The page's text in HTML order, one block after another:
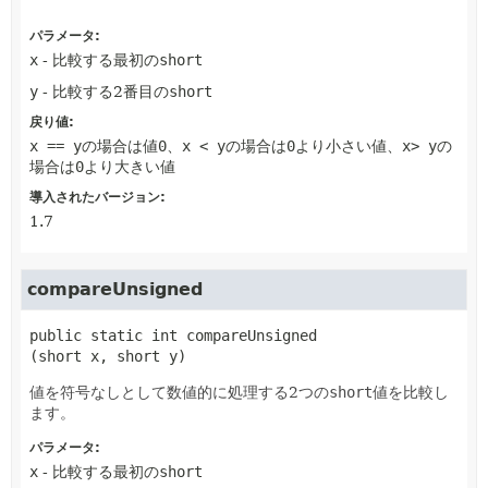
パラメータ:
x - 比較する最初のshort
y - 比較する2番目のshort
戻り値:
x == yの場合は値0 x < yの場合は0より小さい値、 x> yの
場合は0より大きい値
導入されたバージョン:
1.7
compareUnsigned
public static int
compareUnsigned
(short x, short y)
値を符号なしとして数値的に処理する2つのshort値を比較し
ます。
パラメータ:
x - 比較する最初のshort